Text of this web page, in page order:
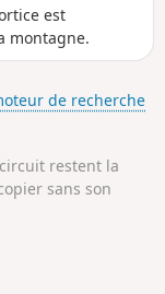
est
montagne.
de recherche
restent la
sans son